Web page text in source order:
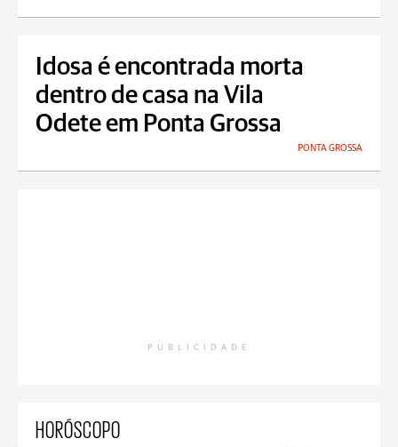
Idosa é encontrada morta
dentro de casa na Vila
Odete em Ponta Grossa
PONTA GROSSA
PUBLICIDADE
HORÓSCOPO